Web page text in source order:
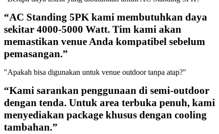
“AC Standing 5PK kami membutuhkan daya
sekitar 4000-5000 Watt. Tim kami akan
memastikan venue Anda kompatibel sebelum
pemasangan.”
"Apakah bisa digunakan untuk venue outdoor tanpa atap?"
“Kami sarankan penggunaan di semi-outdoor
dengan tenda. Untuk area terbuka penuh, kami
menyediakan package khusus dengan cooling
tambahan.”